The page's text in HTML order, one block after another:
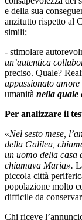
e della sua
anzitutto rispetto al
simili;
- stimolare
un’autentica
preciso. Quale?
appassionato
umanità nella quale
Per analizzare il
«Nel sesto mese,
della Galilea,
un uomo della casa
chiamava Maria».
piccola città
popolazione molto
difficile da
Chi riceve